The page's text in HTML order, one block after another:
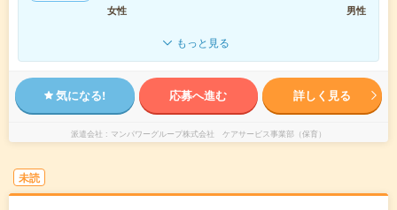
女性
男性
もっと見る
気になる! 応募へ進む 詳しく見る
派遣会社 マンパワーグループ株式会社 ケアサービス事業部（保育）
未読